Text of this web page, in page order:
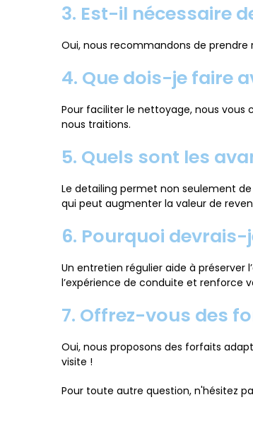
3. Est-il nécessaire
Oui, nous recommandons de
4. Que dois-je faire
Pour faciliter le nettoyage, nous vous
nous traitions.
5. Quels sont les
Le detailing permet non seulement
qui peut augmenter la valeur de
6. Pourquoi
Un entretien régulier aide à préserver
l’expérience de conduite et renforce
7. Offrez-vous des
Oui, nous proposons des forfaits
visite !
Pour toute autre question, n'hésitez